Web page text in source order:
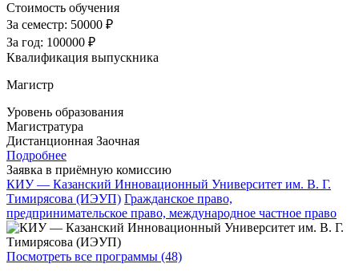
Стоимость обучения
За семестр: 50000 ₽
За год: 100000 ₽
Квалификация выпускника
Магистр
Уровень образования
Магистратура
Дистанционная Заочная
Подробнее
Заявка в приёмную комиссию
КИУ — Казанский Инновационный Университет им. В. Г.
Тимирясова (ИЭУП) Гражданское право,
предпринимательское право, международное частное право
Посмотреть все программы (48)